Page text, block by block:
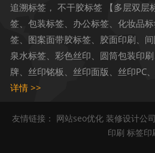
追溯标签， 不干胶标签 【多层双层
签、包装标签、办公标签、化妆品
签、图案面带胶标签、胶面印刷、
泉水标签、彩色丝印、圆筒包装印
牌、丝印铭板、丝印面版、丝印PC
详情 >>
友情链接： 网站seo优化 装修设计公司
印刷 标签印